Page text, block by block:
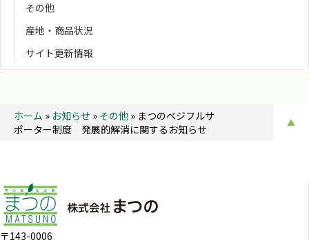
その他
産地・商品状況
サイト更新情報
ホーム » お知らせ » その他 » まつのベジフルサ
ポーター制度 発展的解消に関するお知らせ
▲
〒143-0006